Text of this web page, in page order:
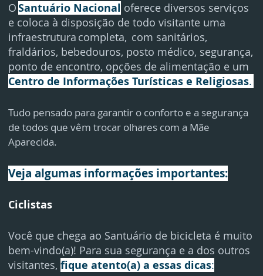
OSantuário Nacional oferece diversos serviços
e coloca à disposição de todo visitante uma
infraestrutura completa, com sanitários,
fraldários, bebedouros, posto médico, segurança,
ponto de encontro, opções de alimentação e um
Centro de Informações Turísticas e Religiosas.
Tudo pensado para garantir o conforto e a segurança
de todos que vêm trocar olhares com a Mãe
Aparecida.
Veja algumas informações importantes:
Ciclistas
Você que chega ao Santuário de bicicleta é muito
bem-vindo(a)! Para sua segurança e a dos outros
visitantes, fique atento(a) a essas dicas: